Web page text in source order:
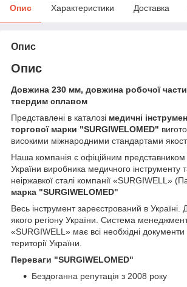
Опис Характеристики Доставка
Опис
Опис
Довжина 230 мм, довжина робочої
твердим сплавом
Представлені в каталозі медичні
торгової марки "SURGIWELOMED"
високими міжнародними стандартами
Наша компанія є офіційним представником
України виробника медичного інструменту
неіржавкої сталі компанії «SURGIWELL»
марка "SURGIWELOMED"
Весь інструмент зареєстрований в Україні.
якого регіону України. Система
«SURGIWELL» має всі необхідні документи
території України.
Переваги "SURGIWELOMED"
Бездоганна репутація з 2008 року